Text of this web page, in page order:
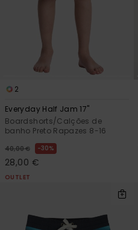
2
Everyday Half Jam 17"
Boardshorts/Calções de
banho Preto Rapazes 8-16
40,00 € 30%
28,00 €
OUTLET